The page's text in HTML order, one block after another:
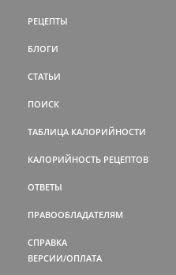
РЕЦЕПТЫ
БЛОГИ
СТАТЬИ
ПОИСК
ТАБЛИЦА КАЛОРИЙНОСТИ
КАЛОРИЙНОСТЬ РЕЦЕПТОВ
ОТВЕТЫ
ПРАВООБЛАДАТЕЛЯМ
СПРАВКА
ВЕРСИИ/ОПЛАТА